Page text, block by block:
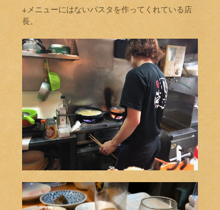
↓メニューにはないパスタを作ってくれている店
長。